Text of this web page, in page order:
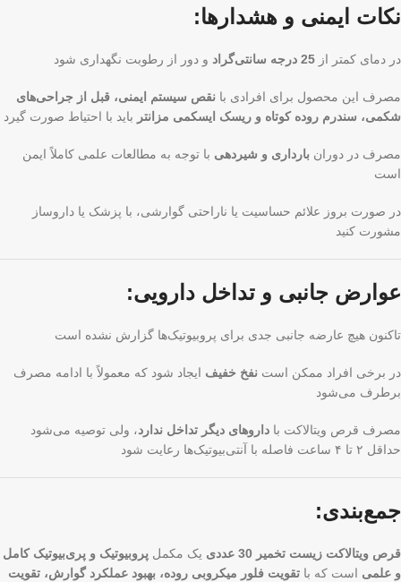
نکات ایمنی و هشدارها:
در دمای کمتر از 25 درجه سانتی‌گراد و دور از رطوبت نگهداری شود
مصرف این محصول برای افرادی با نقص سیستم ایمنی، قبل از جراحی‌های
شکمی، سندرم روده کوتاه و ریسک ایسکمی مزانتر باید با احتیاط صورت گیرد
مصرف در دوران بارداری و شیردهی با توجه به مطالعات علمی کاملاً ایمن
است
در صورت بروز علائم حساسیت یا ناراحتی گوارشی، با پزشک یا داروساز
مشورت کنید
عوارض جانبی و تداخل دارویی:
تاکنون هیچ عارضه جانبی جدی برای پروبیوتیک‌ها گزارش نشده است
در برخی افراد ممکن است نفخ خفیف ایجاد شود که معمولاً با ادامه مصرف
برطرف می‌شود
مصرف قرص ویتالاکت با داروهای دیگر تداخل ندارد، ولی توصیه می‌شود
حداقل ۲ تا ۴ ساعت فاصله با آنتی‌بیوتیک‌ها رعایت شود
جمع‌بندی:
قرص ویتالاکت زیست تخمیر 30 عددی یک مکمل پروبیوتیک و پری‌بیوتیک کامل
و علمی است که با تقویت فلور میکروبی روده، بهبود عملکرد گوارش، تقویت